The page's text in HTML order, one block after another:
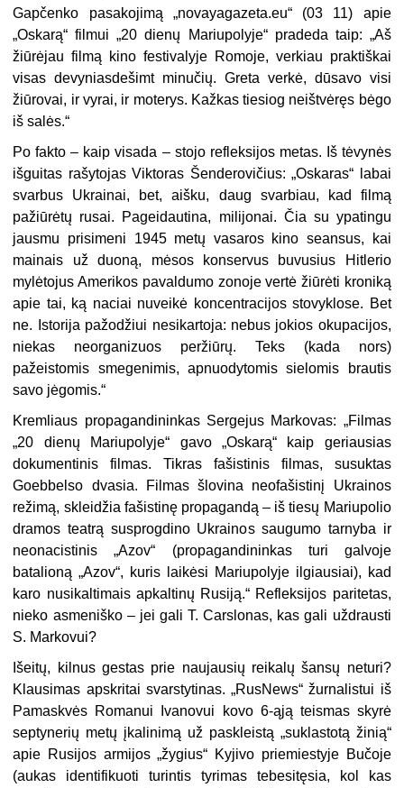
Gapčenko pasakojimą „novayagazeta.eu“ (03 11) apie
„Oskarą“ filmui „20 dienų Mariupolyje“ pradeda taip: „Aš
žiūrėjau filmą kino festivalyje Romoje, verkiau praktiškai
visas devyniasdešimt minučių. Greta verkė, dūsavo visi
žiūrovai, ir vyrai, ir moterys. Kažkas tiesiog neištvėręs bėgo
iš salės.“
Po fakto – kaip visada – stojo refleksijos metas. Iš tėvynės
išguitas rašytojas Viktoras Šenderovičius: „Oskaras“ labai
svarbus Ukrainai, bet, aišku, daug svarbiau, kad filmą
pažiūrėtų rusai. Pageidautina, milijonai. Čia su ypatingu
jausmu prisimeni 1945 metų vasaros kino seansus, kai
mainais už duoną, mėsos konservus buvusius Hitlerio
mylėtojus Amerikos pavaldumo zonoje vertė žiūrėti kroniką
apie tai, ką naciai nuveikė koncentracijos stovyklose. Bet
ne. Istorija pažodžiui nesikartoja: nebus jokios okupacijos,
niekas neorganizuos peržiūrų. Teks (kada nors)
pažeistomis smegenimis, apnuodytomis sielomis brautis
savo jėgomis.“
Kremliaus propagandininkas Sergejus Markovas: „Filmas
„20 dienų Mariupolyje“ gavo „Oskarą“ kaip geriausias
dokumentinis filmas. Tikras fašistinis filmas, susuktas
Goebbelso dvasia. Filmas šlovina neofašistinį Ukrainos
režimą, skleidžia fašistinę propagandą – iš tiesų Mariupolio
dramos teatrą susprogdino Ukrainos saugumo tarnyba ir
neonacistinis „Azov“ (propagandininkas turi galvoje
batalioną „Azov“, kuris laikėsi Mariupolyje ilgiausiai), kad
karo nusikaltimais apkaltinų Rusiją.“ Refleksijos paritetas,
nieko asmeniško – jei gali T. Carslonas, kas gali uždrausti
S. Markovui?
Išeitų, kilnus gestas prie naujausių reikalų šansų neturi?
Klausimas apskritai svarstytinas. „RusNews“ žurnalistui iš
Pamaskvės Romanui Ivanovui kovo 6-ąją teismas skyrė
septynerių metų įkalinimą už paskleistą „suklastotą žinią“
apie Rusijos armijos „žygius“ Kyjivo priemiestyje Bučoje
(aukas identifikuoti turintis tyrimas tebesitęsia, kol kas